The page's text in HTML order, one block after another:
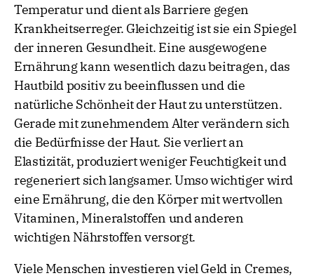
Temperatur und dient als Barriere gegen
Krankheitserreger. Gleichzeitig ist sie ein Spiegel
der inneren Gesundheit. Eine ausgewogene
Ernährung kann wesentlich dazu beitragen, das
Hautbild positiv zu beeinflussen und die
natürliche Schönheit der Haut zu unterstützen.
Gerade mit zunehmendem Alter verändern sich
die Bedürfnisse der Haut. Sie verliert an
Elastizität, produziert weniger Feuchtigkeit und
regeneriert sich langsamer. Umso wichtiger wird
eine Ernährung, die den Körper mit wertvollen
Vitaminen, Mineralstoffen und anderen
wichtigen Nährstoffen versorgt.
Viele Menschen investieren viel Geld in Cremes,